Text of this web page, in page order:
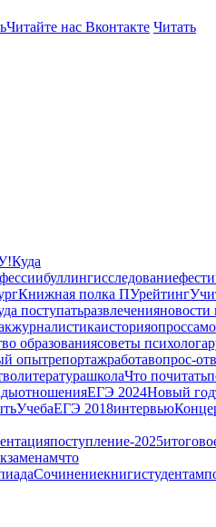
Читайте нас Вконтакте Читать
Куда
буллингисследование
Книжная полка ПУрейтинг
поступатьразвлеченияновости
журналистикаисторияопрос
образованиясоветы психолога
опытрепортажработавопрос-
литературашколаЧто почитать
отношенияЕГЭ 2024Новый год
УчебаЕГЭ 2018интервью
поступление-2025
что
Сочинениекнигистудентам